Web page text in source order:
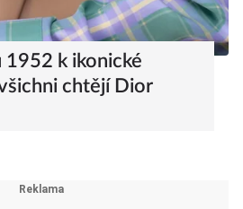
1952 k ikonické
chtějí Dior